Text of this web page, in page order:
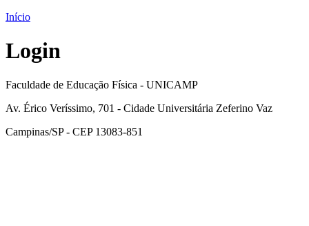
Início
Login
Faculdade de Educação Física - UNICAMP
Av. Érico Veríssimo, 701 - Cidade Universitária Zeferino Vaz
Campinas/SP - CEP 13083-851